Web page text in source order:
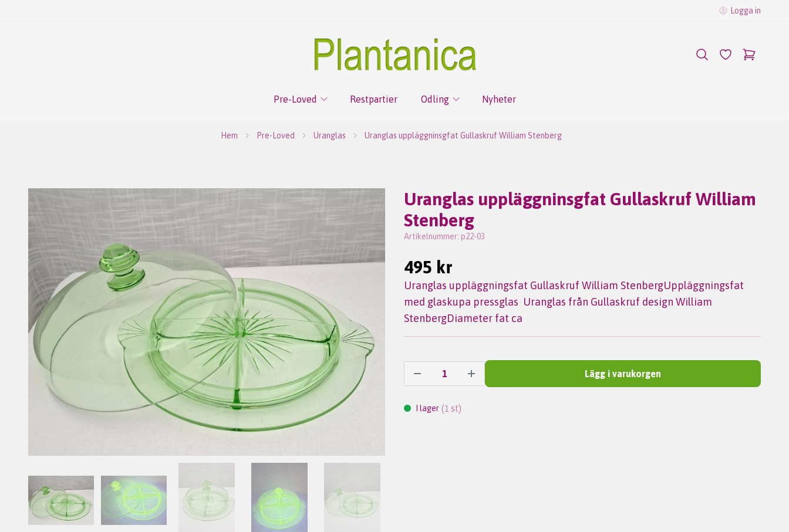
Logga in
Pre-Loved Restpartier Odling Nyheter
Hem Pre-Loved Uranglas Uranglas uppläggninsgfat Gullaskruf William Stenberg
Uranglas uppläggninsgfat Gullaskruf William
Stenberg
Artikelnummer: p22-03
495 kr
Uranglas uppläggningsfat Gullaskruf William StenbergUppläggningsfat
med glaskupa pressglas Uranglas från Gullaskruf design William
StenbergDiameter fat ca
Lägg i varukorgen
I lager (1 st)